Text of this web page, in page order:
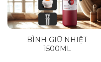
BÌNH GIỮ NHIỆT
1500ML